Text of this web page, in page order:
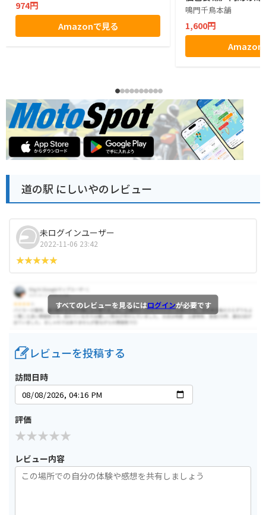
974円
Amazonで見る
鳴門千鳥本舗
1,600円
Amazon
道の駅 にしいやのレビュー
未ログインユーザー
2022-11-06 23:42
すべてのレビューを見るにはログインが必要です
レビューを投稿する
訪問日時
評価
レビュー内容